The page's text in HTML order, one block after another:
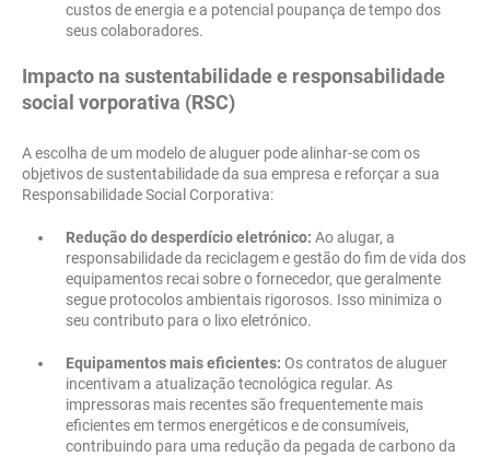
custos de energia e a potencial poupança de tempo dos
seus colaboradores.
Impacto na sustentabilidade e responsabilidade
social vorporativa (RSC)
A escolha de um modelo de aluguer pode alinhar-se com os
objetivos de sustentabilidade da sua empresa e reforçar a sua
Responsabilidade Social Corporativa:
Redução do desperdício eletrónico: Ao alugar, a
responsabilidade da reciclagem e gestão do fim de vida dos
equipamentos recai sobre o fornecedor, que geralmente
segue protocolos ambientais rigorosos. Isso minimiza o
seu contributo para o lixo eletrónico.
Equipamentos mais eficientes: Os contratos de aluguer
incentivam a atualização tecnológica regular. As
impressoras mais recentes são frequentemente mais
eficientes em termos energéticos e de consumíveis,
contribuindo para uma redução da pegada de carbono da